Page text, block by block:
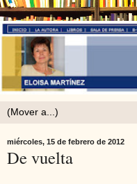
miércoles, 15 de febrero de 2012
De vuelta